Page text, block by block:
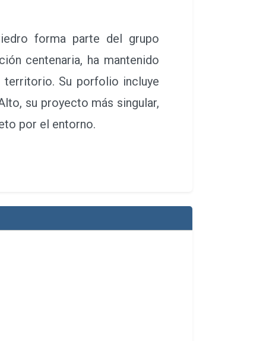
forma parte del grupo
centenaria, ha mantenido
territorio. Su porfolio incluye
su proyecto más singular,
por el entorno.